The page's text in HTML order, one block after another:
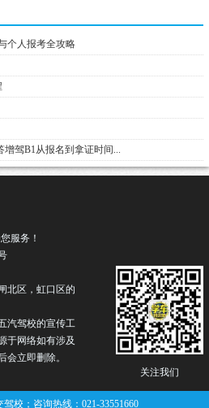
个人报考全攻略
增驾B1从报名到拿证时间...
关注我们
服务！
北区，虹口区的
汽驾校的宣传工
于网络如有涉及
会立即删除。
校；咨询热线：021-33551660